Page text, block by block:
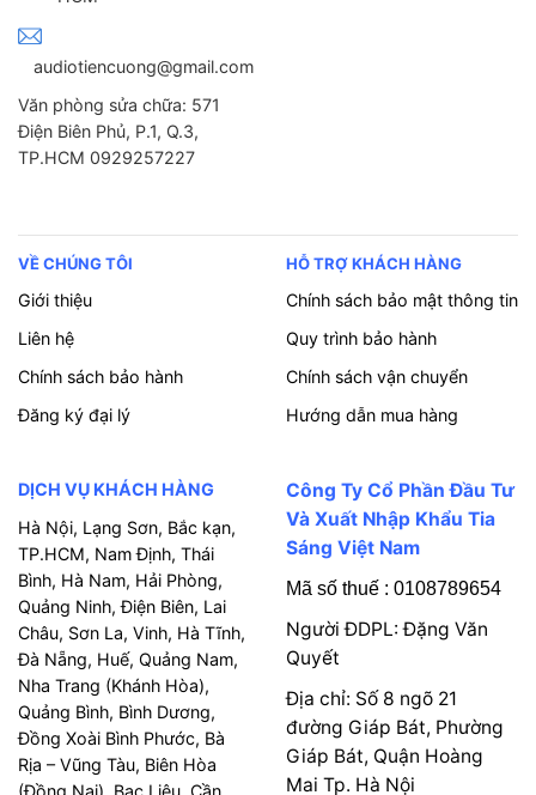
audiotiencuong@gmail.com
Văn phòng sửa chữa: 571
Điện Biên Phủ, P.1, Q.3,
TP.HCM 0929257227
VỀ CHÚNG TÔI
Giới thiệu
Liên hệ
Chính sách bảo hành
Đăng ký đại lý
HỖ TRỢ KHÁCH HÀNG
Chính sách bảo mật thông tin
Quy trình bảo hành
Chính sách vận chuyển
Hướng dẫn mua hàng
DỊCH VỤ KHÁCH HÀNG
Hà Nội, Lạng Sơn, Bắc kạn,
TP.HCM, Nam Định, Thái
Bình, Hà Nam, Hải Phòng,
Quảng Ninh, Điện Biên, Lai
Châu, Sơn La, Vinh, Hà Tĩnh,
Đà Nẵng, Huế, Quảng Nam,
Nha Trang (Khánh Hòa),
Quảng Bình, Bình Dương,
Đồng Xoài Bình Phước, Bà
Rịa – Vũng Tàu, Biên Hòa
Công Ty Cổ Phần Đầu Tư
Và Xuất Nhập Khẩu Tia
Sáng Việt Nam
Mã số thuế : 0108789654
Người ĐDPL: Đặng Văn
Quyết
Địa chỉ: Số 8 ngõ 21
đường Giáp Bát, Phường
Giáp Bát, Quận Hoàng
Mai Tp. Hà Nội